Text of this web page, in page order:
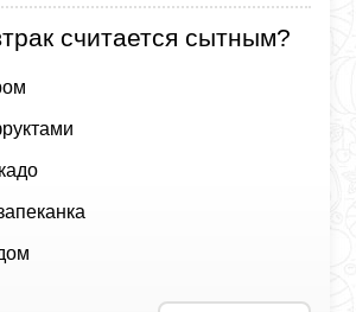
считается сытным?